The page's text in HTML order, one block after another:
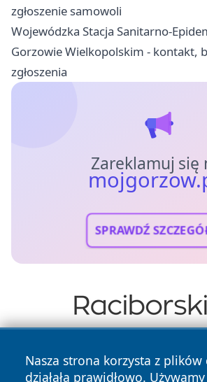
zgłoszenie samowoli
Wojewódzka Stacja Sanitarno-
Gorzowie Wielkopolskim - kontakt,
zgłoszenia
Zareklamuj się
SPRAWDŹ
Nasza strona korzysta z plików
działała prawidłowo.